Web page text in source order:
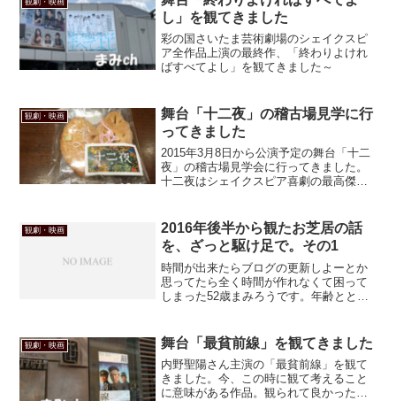
し」を観てきました
彩の国さいたま芸術劇場のシェイクスピ
ア全作品上演の最終作、「終わりよけれ
ばすべてよし」を観てきました～
観劇・映画
舞台「十二夜」の稽古場見学に行
ってきました
2015年3月8日から公演予定の舞台「十二
夜」の稽古場見学会に行ってきました。
十二夜はシェイクスピア喜劇の最高傑作
されるというので、手配したチケットを
握りしめて開幕を...
観劇・映画
2016年後半から観たお芝居の話
を、ざっと駆け足で。その1
時間が出来たらブログの更新しよーとか
思ってたら全く時間が作れなくて困って
しまった52歳まみろうです。年齢ととも
観劇・映画 舞台「最貧前線」を観てきました
内野聖陽さん主演の「最貧前線」を観て
きました。今、この時に観て考えること
に意味がある作品。観られて良かったで